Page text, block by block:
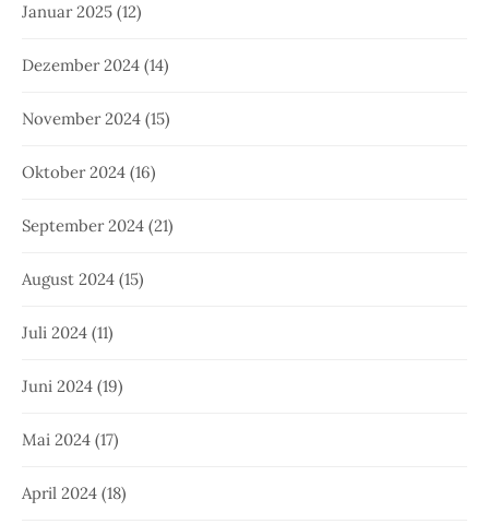
Januar 2025 (12)
Dezember 2024 (14)
November 2024 (15)
Oktober 2024 (16)
September 2024 (21)
August 2024 (15)
Juli 2024 (11)
Juni 2024 (19)
Mai 2024 (17)
April 2024 (18)